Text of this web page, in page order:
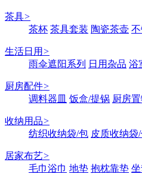
茶具>
茶杯 茶具套装 陶瓷茶壶
生活日用 >
雨伞遮阳系列
日用杂品 浴
厨房配件>
调料器皿 饭盒/提锅 厨房
收纳用品>
纺织收纳袋/包 皮质收纳袋
居家布艺>
毛巾浴巾 地垫 抱枕靠垫